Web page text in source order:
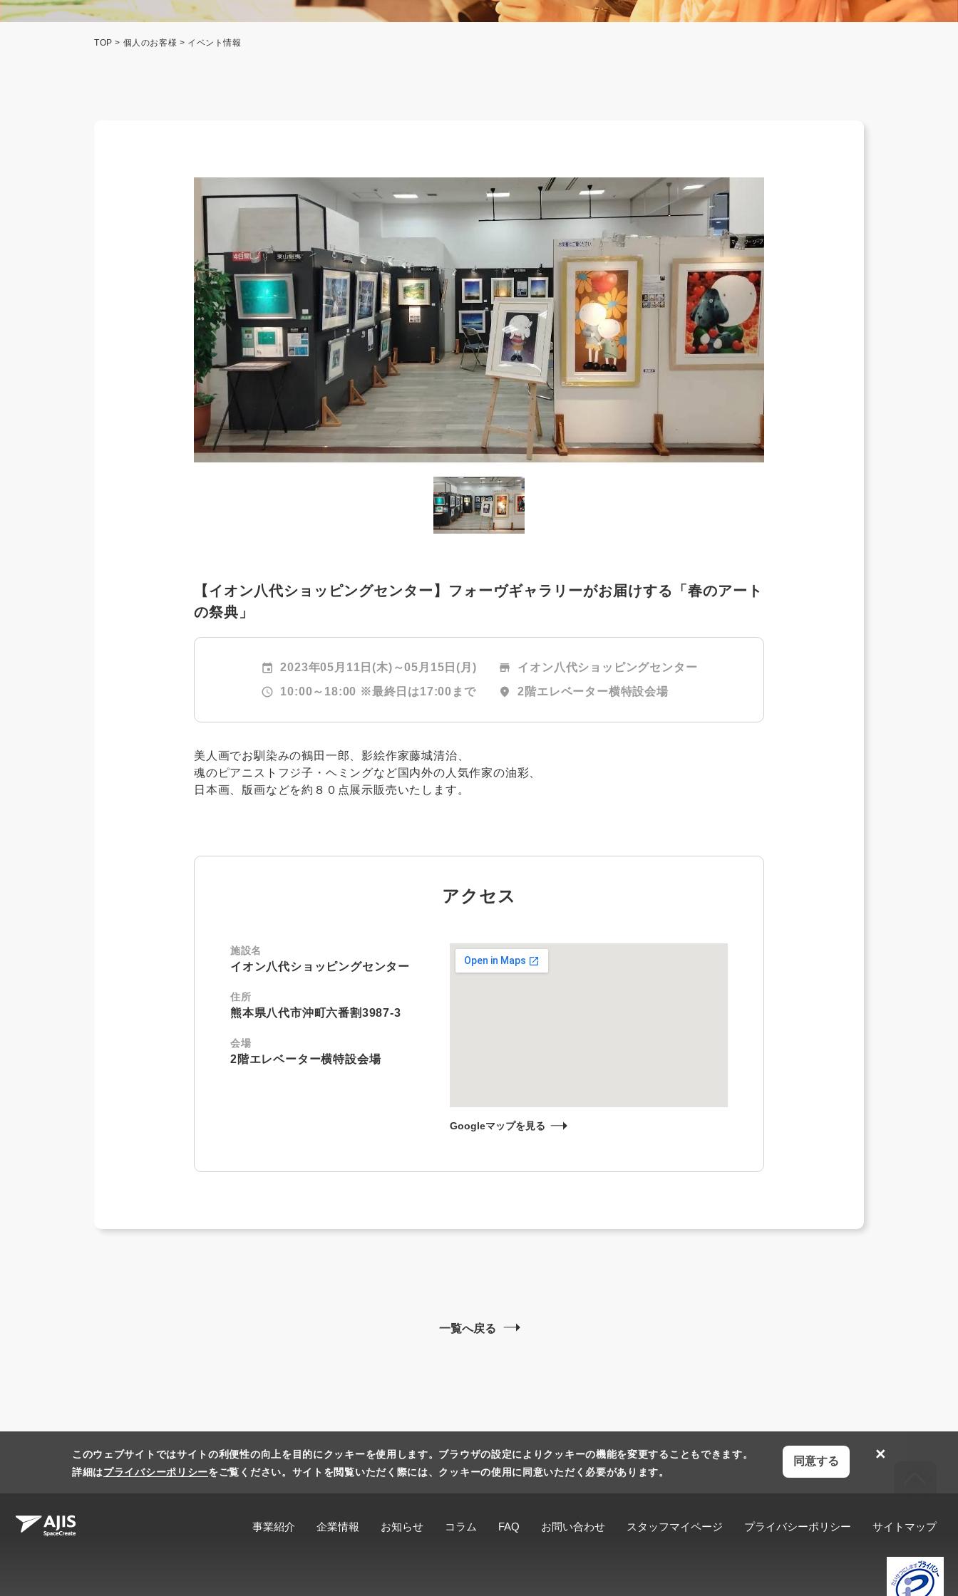
TOP > 個人のお客様 > イベント情報
【イオン八代ショッピングセンター】フォーヴギャラリーがお届けする「春のアート
の祭典」
event 2023年05月11日(木)～05月15日(月)
schedule 10:00～18:00 ※最終日は17:00まで
store イオン八代ショッピングセンター
location_on 2階エレベーター横特設会場
美人画でお馴染みの鶴田一郎、影絵作家藤城清治、
魂のピアニストフジ子・ヘミングなど国内外の人気作家の油彩、
日本画、版画などを約８０点展示販売いたします。
アクセス
施設名
イオン八代ショッピングセンター
住所
熊本県八代市沖町六番割3987-3
会場
2階エレベーター横特設会場
Googleマップを見る
一覧へ戻る
事業紹介 企業情報 お知らせ コラム FAQ お問い合わせ スタッフマイページ プライバシーポリシー サイトマップ
このウェブサイトではサイトの利便性の向上を目的にクッキーを使用します。ブラウザの設定によりクッキーの機能を変更することもできます。
詳細はプライバシーポリシーをご覧ください。サイトを閲覧いただく際には、クッキーの使用に同意いただく必要があります。
同意する ×